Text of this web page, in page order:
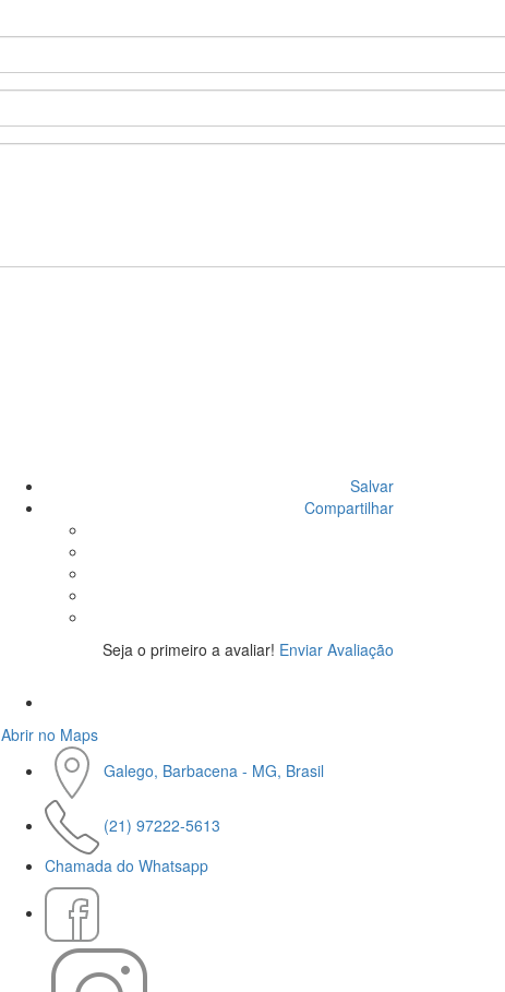
Salvar
Compartilhar
Seja o primeiro a avaliar! Enviar Avaliação
Abrir no Maps
Galego, Barbacena - MG, Brasil
(21) 97222-5613
Chamada do Whatsapp